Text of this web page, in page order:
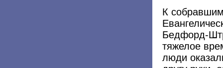
К
Бедфорд-
тяжелое
люди